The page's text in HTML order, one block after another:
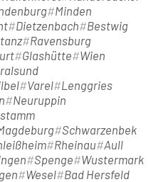
Minden
Dietzenbach
Bestwig
Ravensburg
Glashütte
Wien
Varel Lenggries
Neuruppin
Schwarzenbek
Rheinau Aull
Spenge
Wustermark
Wesel Bad Hersfeld